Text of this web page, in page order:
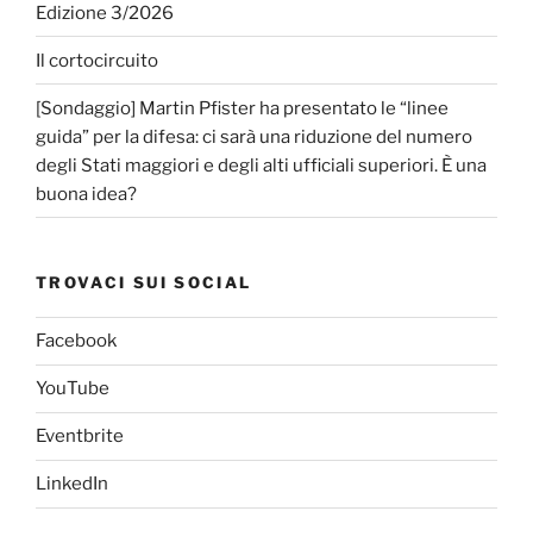
Edizione 3/2026
Il cortocircuito
[Sondaggio] Martin Pfister ha presentato le “linee
guida” per la difesa: ci sarà una riduzione del numero
degli Stati maggiori e degli alti ufficiali superiori. È una
buona idea?
TROVACI SUI SOCIAL
Facebook
YouTube
Eventbrite
LinkedIn